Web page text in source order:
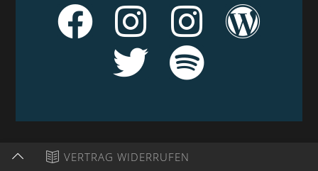
VERTRAG WIDERRUFEN